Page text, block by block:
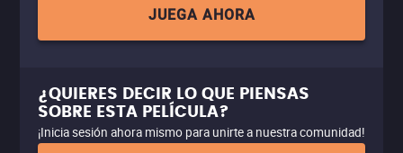
JUEGA AHORA
¿QUIERES DECIR LO QUE PIENSAS
SOBRE ESTA PELÍCULA?
¡Inicia sesión ahora mismo para unirte a nuestra comunidad!